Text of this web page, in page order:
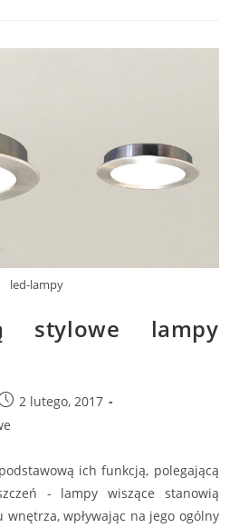
led-lampy
stylowe lampy
2 lutego, 2017
ich funkcją, polegającą
- lampy wiszące stanowią
wpływając na jego ogólny